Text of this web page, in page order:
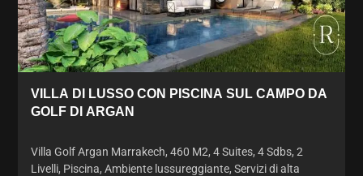
VILLA DI LUSSO CON PISCINA SUL CAMPO DA
GOLF DI ARGAN
Villa Golf Argan Marrakech, 460 M2, 4 Suites, 4 Sdbs, 2
Livelli, Piscina, Ambiente lussureggiante, Servizi di alta